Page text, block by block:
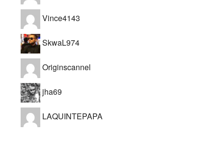
Vince4143
SkwaL974
Originscannel
jha69
LAQUINTEPAPA